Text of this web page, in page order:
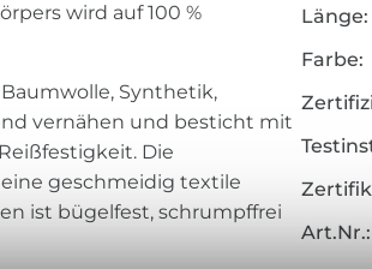
wird auf 100 %
Baumwolle, Synthetik,
vernähen und besticht mit
Die
geschmeidig textile
ist bügelfest, schrumpffrei
Länge:
Farbe:
Art.Nr.: